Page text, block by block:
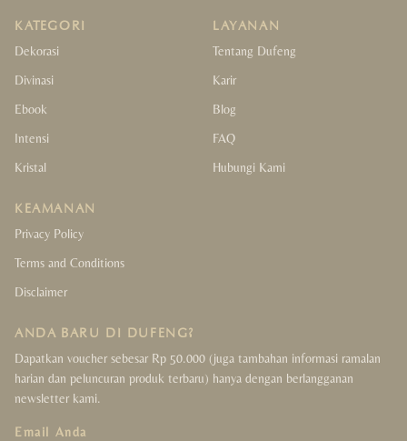
KATEGORI
Dekorasi
Divinasi
Ebook
Intensi
Kristal
LAYANAN
Tentang Dufeng
Karir
Blog
FAQ
Hubungi Kami
KEAMANAN
Privacy Policy
Terms and Conditions
Disclaimer
ANDA BARU DI DUFENG?
Dapatkan voucher sebesar Rp 50.000 (juga tambahan informasi ramalan
harian dan peluncuran produk terbaru) hanya dengan berlangganan
newsletter kami.
Email Anda